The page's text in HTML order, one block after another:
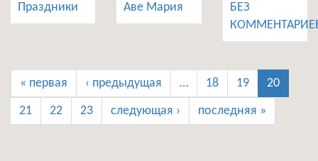
Праздники Аве Мария
БЕЗ
« первая ‹ предыдущая … 18 19 20
21 22 23 следующая › последняя »